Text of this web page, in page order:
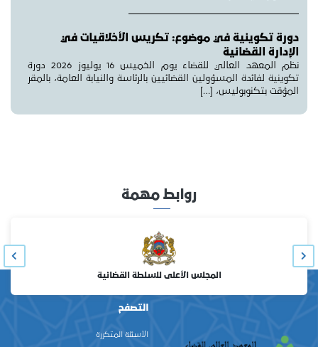
دورة تكوينية في موضوع: تكريس الأخلاقيات في
الإدارة القضائية
نظم المعهد العالي للقضاء يوم الخميس 16 يوليوز 2026 دورة
تكوينية لفائدة المسؤولين القضائيين بالرئاسة والنيابة العامة، بالمقر
المؤقت بتكنوبوليس، […]
روابط مهمة
المجلس الأعلى للسلطة القضائية
التصفح
الأسئلة المتكررة